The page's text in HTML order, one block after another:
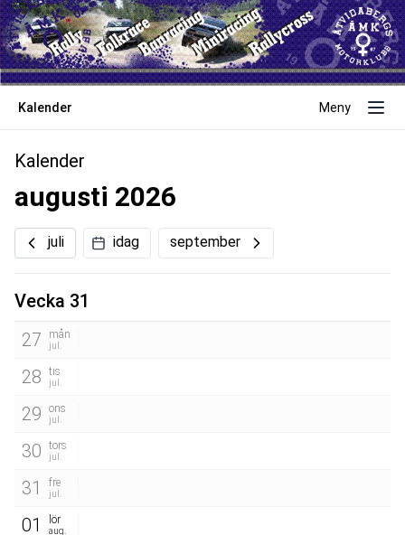
Kalender Meny
Kalender
augusti 2026
juli idag september
Vecka 31
27
mån
jul.
28 tis
jul.
29 ons
jul.
30 tors
jul.
31 fre
jul.
01 lör
aug.